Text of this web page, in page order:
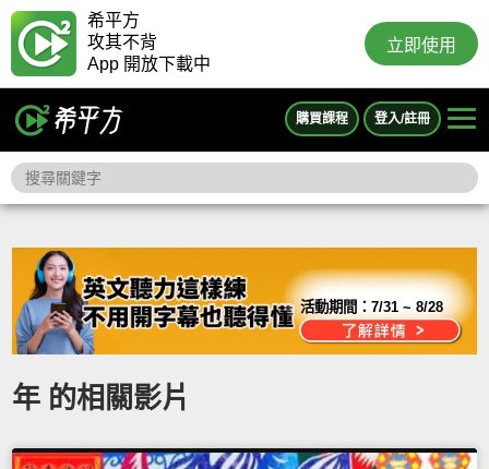
希平方
攻其不背
App 開放下載中
立即使用
購買課程 登入/註冊
活動期間：7/31 ~ 8/28
年 的相關影片